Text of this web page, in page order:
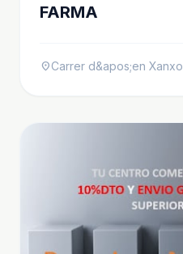
FARMA
location_onCarrer d&apos;en Xanxo